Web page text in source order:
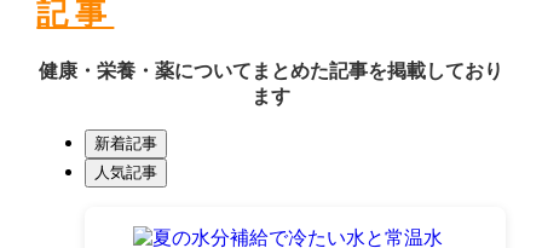
記事
健康・栄養・薬についてまとめた記事を掲載しており
ます
新着記事
人気記事